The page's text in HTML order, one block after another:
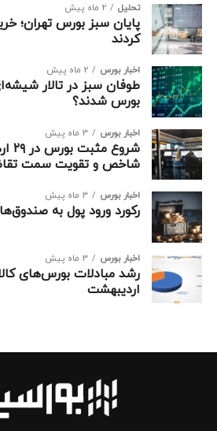
تحلیل 2 ماه پیش
پایان سبز بورس تهران؛
کردند
اخبار بورس 2 ماه پیش
طوفان سبز در تالار
بورس شدند؟
اخبار بورس 3 ماه پیش
شاخص و تقویت سمت
اخبار بورس 3 ماه پیش
رکورد ورود پول به
اخبار بورس 3 ماه پیش
رشد مبادلات بورس‌های
اردیبهشت